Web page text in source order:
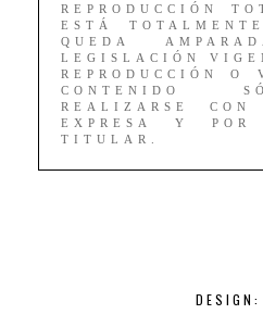
REPRODUCCIÓN
ESTÁ
QUEDA
LEGISLACIÓN
REPRODUCCIÓN O
CONTENIDO
REALIZARSE CON
EXPRESA Y POR
TITULAR.
DESIGN: